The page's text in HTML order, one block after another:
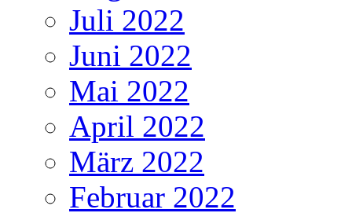
Juli 2022
Juni 2022
Mai 2022
April 2022
März 2022
Februar 2022